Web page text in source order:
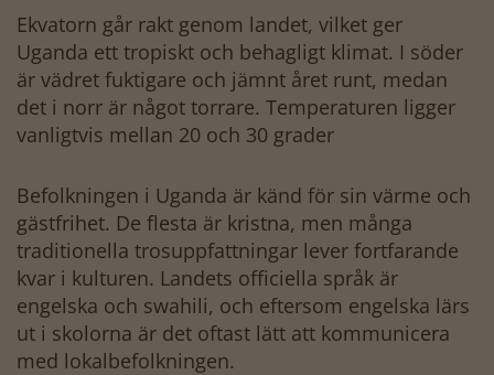
Ekvatorn går rakt genom landet, vilket ger
Uganda ett tropiskt och behagligt klimat. I söder
är vädret fuktigare och jämnt året runt, medan
det i norr är något torrare. Temperaturen ligger
vanligtvis mellan 20 och 30 grader
Befolkningen i Uganda är känd för sin värme och
gästfrihet. De flesta är kristna, men många
traditionella trosuppfattningar lever fortfarande
kvar i kulturen. Landets officiella språk är
engelska och swahili, och eftersom engelska lärs
ut i skolorna är det oftast lätt att kommunicera
med lokalbefolkningen.